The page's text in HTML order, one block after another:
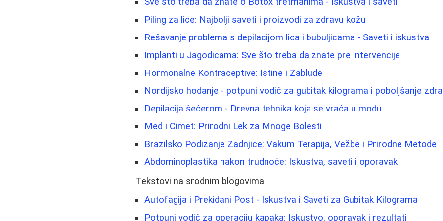
Piling za lice: Najbolji saveti i proizvodi za zdravu kožu
Rešavanje problema s depilacijom lica i bubuljicama - Saveti i iskustva
Implanti u Jagodicama: Sve što treba da znate pre intervencije
Hormonalne Kontraceptive: Istine i Zablude
Nordijsko hodanje - potpuni vodič za gubitak kilograma i poboljšanje
Depilacija šećerom - Drevna tehnika koja se vraća u modu
Med i Cimet: Prirodni Lek za Mnoge Bolesti
Brazilsko Podizanje Zadnjice: Vakum Terapija, Vežbe i Prirodne Metode
Abdominoplastika nakon trudnoće: Iskustva, saveti i oporavak
Tekstovi na srodnim blogovima
Autofagija i Prekidani Post - Iskustva i Saveti za Gubitak Kilograma
Potpuni vodič za operaciju kapaka: Iskustvo, oporavak i rezultati